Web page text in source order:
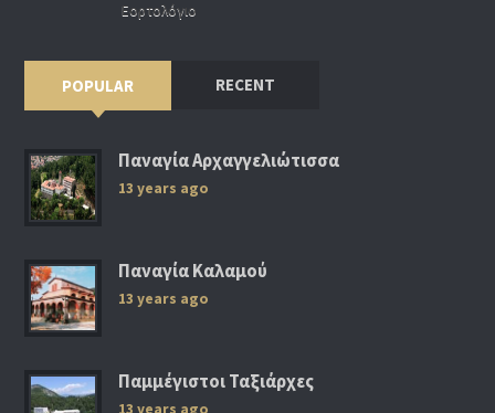
Εορτολόγιο
POPULAR RECENT
Παναγία Αρχαγγελιώτισσα
13 years ago
Παναγία Καλαμού
13 years ago
Παμμέγιστοι Ταξιάρχες